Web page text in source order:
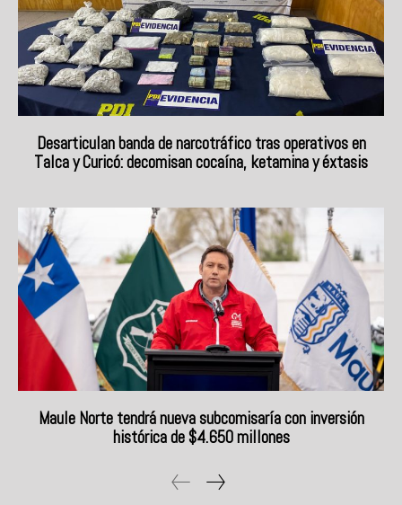
Desarticulan banda de narcotráfico tras operativos en
Talca y Curicó: decomisan cocaína, ketamina y éxtasis
Maule Norte tendrá nueva subcomisaría con inversión
histórica de $4.650 millones